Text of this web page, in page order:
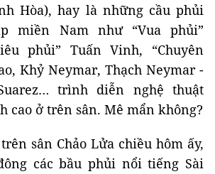
Hòa), hay là những cầu phủi
miền Nam như “Vua phủi”
phủi” Tuấn Vinh, “Chuyên
Khỷ Neymar, Thạch Neymar -
trình diễn nghệ thuật
cao ở trên sân. Mê mẩn không?
sân Chảo Lửa chiều hôm ấy,
các bầu phủi nổi tiếng Sài